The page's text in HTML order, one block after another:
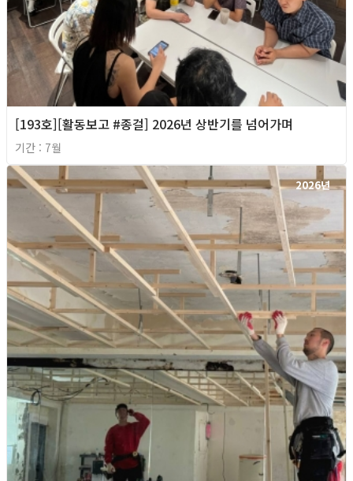
[193호][활동보고 #종걸] 2026년 상반기를 넘어가며
기간 : 7월
2026년